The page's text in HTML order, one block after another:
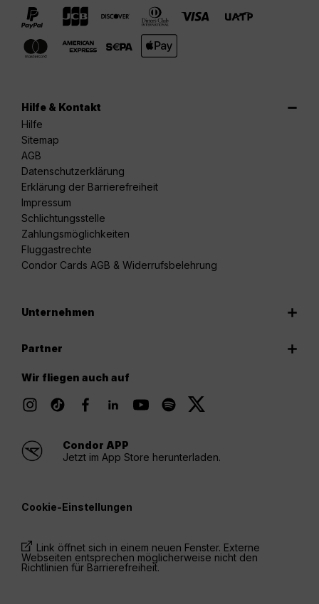
Hilfe & Kontakt
Hilfe
Sitemap
AGB
Datenschutzerklärung
Erklärung der Barrierefreiheit
Impressum
Schlichtungsstelle
Zahlungsmöglichkeiten
Fluggastrechte
Condor Cards AGB & Widerrufsbelehrung
Unternehmen
Partner
Wir fliegen auch auf
Condor APP
Jetzt im App Store herunterladen.
Cookie-Einstellungen
Link öffnet sich in einem neuen Fenster. Externe
Webseiten entsprechen möglicherweise nicht den
Richtlinien für Barrierefreiheit.